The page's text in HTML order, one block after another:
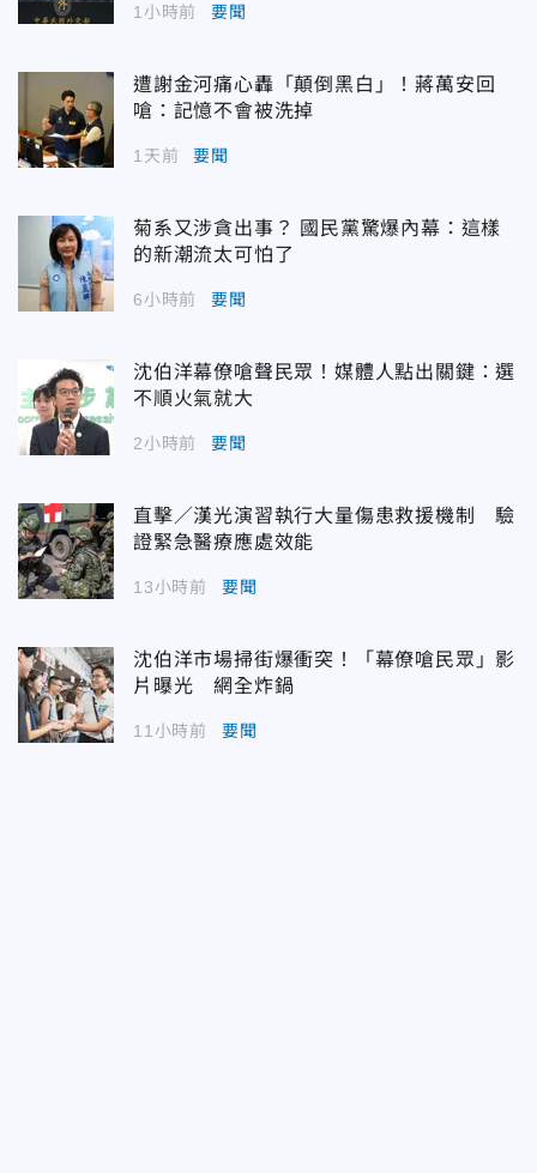
1小時前 要聞
遭謝金河痛心轟「顛倒黑白」！蔣萬安回
嗆：記憶不會被洗掉
1天前 要聞
菊系又涉貪出事？ 國民黨驚爆內幕：這樣
的新潮流太可怕了
6小時前 要聞
沈伯洋幕僚嗆聲民眾！媒體人點出關鍵：選
不順火氣就大
2小時前 要聞
直擊／漢光演習執行大量傷患救援機制 驗
證緊急醫療應處效能
13小時前 要聞
沈伯洋市場掃街爆衝突！「幕僚嗆民眾」影
片曝光 網全炸鍋
11小時前 要聞